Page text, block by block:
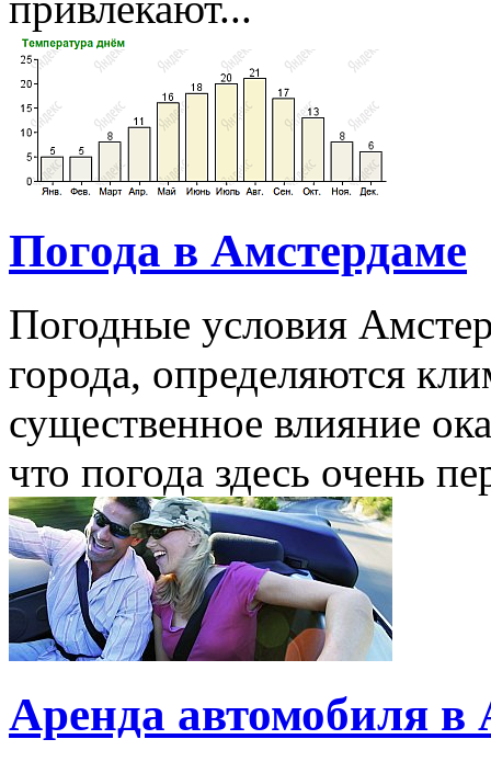
Погода в Амстердаме
Погодные условия
города, определяются
существенное влияние
что погода здесь очень
Аренда автомобиля в